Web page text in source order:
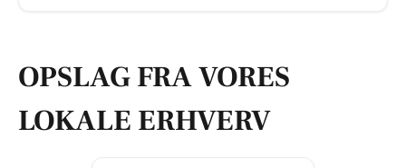
OPSLAG FRA VORES
LOKALE ERHVERV